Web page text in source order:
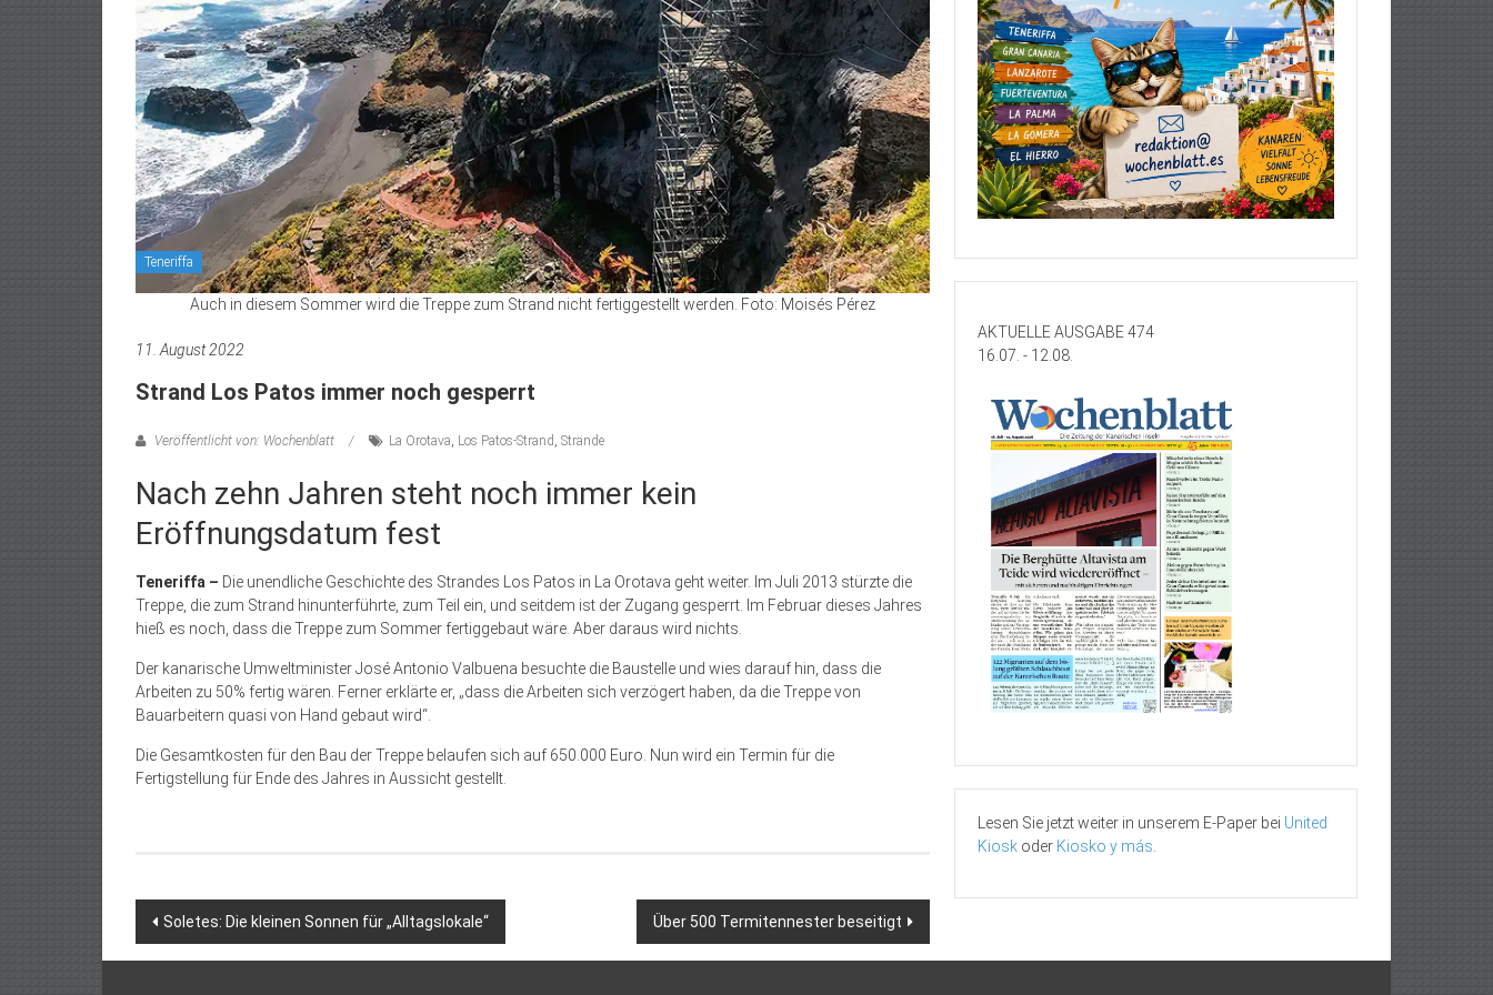
Teneriffa
Auch in diesem Sommer wird die Treppe zum Strand nicht fertiggestellt werden. Foto: Moisés Pérez
11. August 2022
Strand Los Patos immer noch gesperrt
Veröffentlicht von: Wochenblatt La Orotava Los Patos-Strand Strände
Nach zehn Jahren steht noch immer kein
Eröffnungsdatum fest
Teneriffa – Die unendliche Geschichte des Strandes Los Patos in La Orotava geht weiter. Im Juli 2013 stürzte die
Treppe, die zum Strand hinunterführte, zum Teil ein, und seitdem ist der Zugang gesperrt. Im Februar dieses Jahres
hieß es noch, dass die Treppe zum Sommer fertiggebaut wäre. Aber daraus wird nichts.
Der kanarische Umweltminister José Antonio Valbuena besuchte die Baustelle und wies darauf hin, dass die
Arbeiten zu 50% fertig wären. Ferner ­erklärte er, „dass die Arbeiten sich verzögert haben, da die Treppe von
Bauarbeitern quasi von Hand gebaut wird“.
Die Gesamtkosten für den Bau der Treppe belaufen sich auf 650.000 Euro. Nun wird ein Termin für die
Fertigstellung für Ende des Jahres in Aussicht gestellt.
Beitragsnavigation
Soletes: Die kleinen Sonnen für „Alltagslokale“ Über 500 Termitennester beseitigt
AKTUELLE AUSGABE 474
16.07. - 12.08.
Lesen Sie jetzt weiter in unserem E-Paper bei United
Kiosk oder Kiosko y más